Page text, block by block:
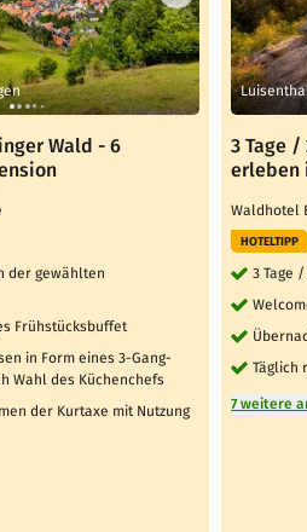
Wald - 6
der gewählten
Frühstücksbuffet
in Form eines 3-Gang-
Wahl des Küchenchefs
der Kurtaxe mit Nutzung
3 Tage /
erleben
Waldhotel
HOTELTIPP
3 Tage
Täglich
7 weitere